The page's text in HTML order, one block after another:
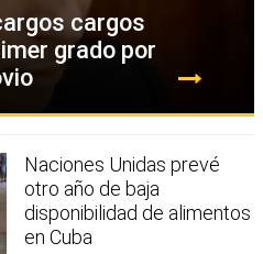
cargos
grado por
Naciones Unidas prevé
otro año de baja
disponibilidad de alimentos
en Cuba